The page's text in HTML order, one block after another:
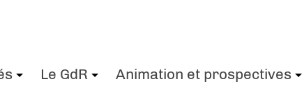
Le GdR Animation et prospectives